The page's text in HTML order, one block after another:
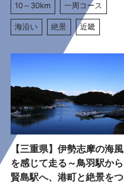
10～30km
一周コース
海沿い 絶景 近畿
【三重県】伊勢志摩の海風
を感じて走る～鳥羽駅から
賢島駅へ、港町と絶景をつ